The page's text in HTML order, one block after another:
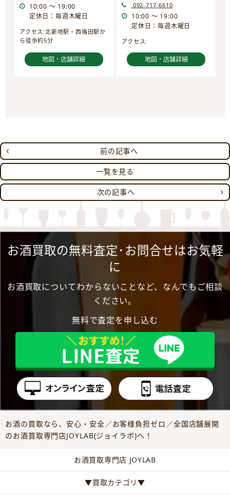
10:00 ～ 19:00
定休日：毎週木曜日
アクセス:北新地駅・西梅田駅か
ら徒歩約5分
地図・店舗詳細
092-717-6610
10:00 ～ 19:00
定休日：毎週木曜日
アクセス:
地図・店舗詳細
前の記事へ
一覧を見る
次の記事へ
お酒買取の無料査定･お問合せはお気軽
に
お酒買取についてわからないことなど、なんでもご相談
ください。
無料で査定を申し込む
お酒の買取なら、安心・安全／お客様負担ゼロ／全国店舗展開
のお酒買取専門店JOYLAB(ジョイラボ)へ！
お酒買取専門店 JOYLAB
▼買取カテゴリ▼